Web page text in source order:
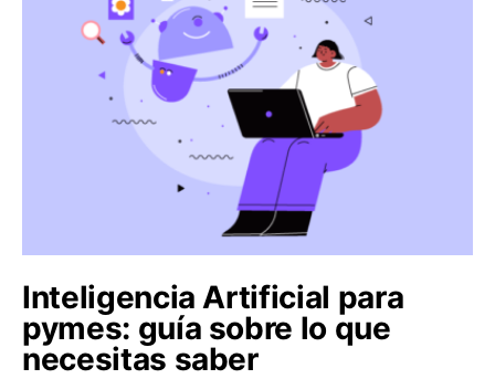
Inteligencia Artificial para
pymes: guía sobre lo que
necesitas saber